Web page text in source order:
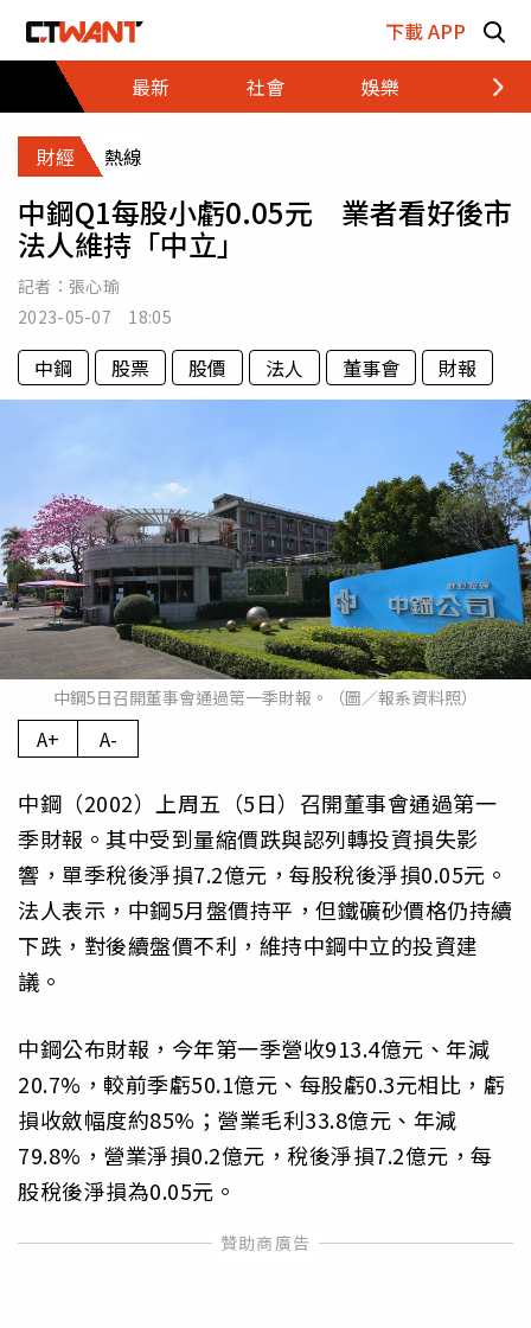
下載 APP
最新
社會 娛樂 財經
財經 熱線
中鋼Q1每股小虧0.05元 業者看好後市
法人維持「中立」
記者： 張心瑜
2023-05-07 18:05
中鋼 股票 股價 法人 董事會 財報
中鋼5日召開董事會通過第一季財報。（圖／報系資料照）
A+ A-
中鋼（2002）上周五（5日）召開董事會通過第一
季財報。其中受到量縮價跌與認列轉投資損失影
響，單季稅後淨損7.2億元，每股稅後淨損0.05元。
法人表示，中鋼5月盤價持平，但鐵礦砂價格仍持續
下跌，對後續盤價不利，維持中鋼中立的投資建
議。
中鋼公布財報，今年第一季營收913.4億元、年減
20.7%，較前季虧50.1億元、每股虧0.3元相比，虧
損收斂幅度約85%；營業毛利33.8億元、年減
79.8%，營業淨損0.2億元，稅後淨損7.2億元，每
股稅後淨損為0.05元。